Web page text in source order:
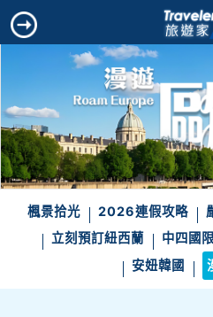
楓景拾光 2026連假攻略
立刻預訂紐西蘭
中四國
安妞韓國